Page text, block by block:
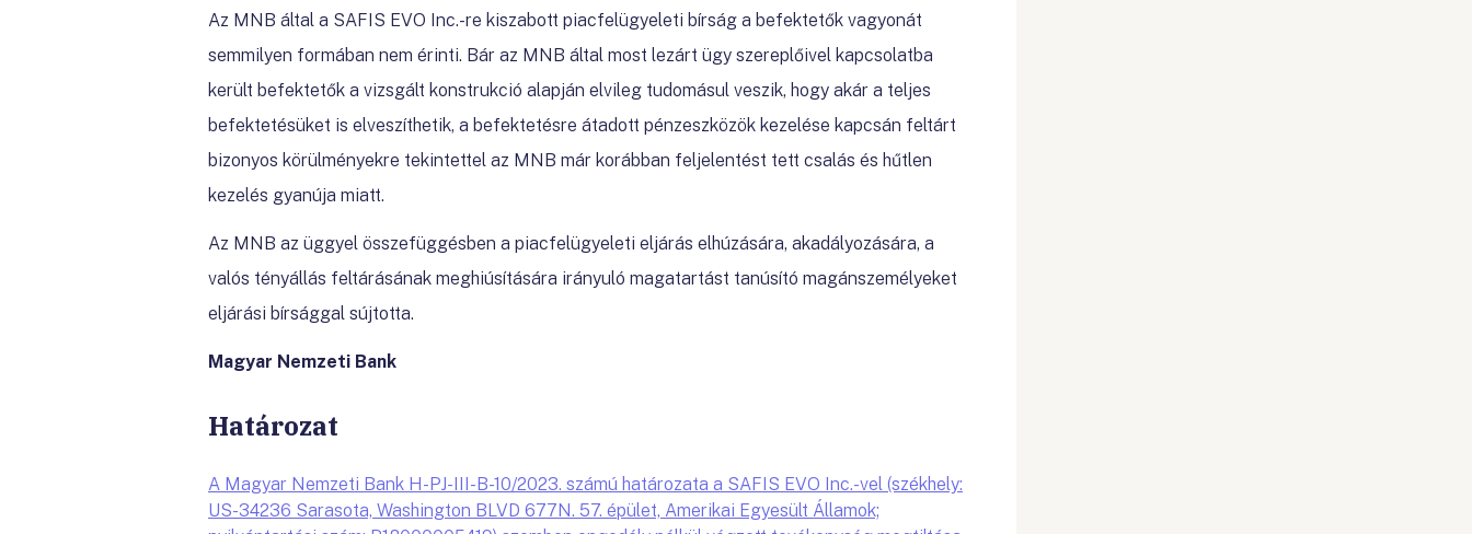
Az MNB által a SAFIS EVO Inc.-re kiszabott piacfelügyeleti bírság a befektetők vagyonát
semmilyen formában nem érinti. Bár az MNB által most lezárt ügy szereplőivel kapcsolatba
került befektetők a vizsgált konstrukció alapján elvileg tudomásul veszik, hogy akár a teljes
befektetésüket is elveszíthetik, a befektetésre átadott pénzeszközök kezelése kapcsán feltárt
bizonyos körülményekre tekintettel az MNB már korábban feljelentést tett csalás és hűtlen
kezelés gyanúja miatt.
Az MNB az üggyel összefüggésben a piacfelügyeleti eljárás elhúzására, akadályozására, a
valós tényállás feltárásának meghiúsítására irányuló magatartást tanúsító magánszemélyeket
eljárási bírsággal sújtotta.
Magyar Nemzeti Bank
Határozat
A Magyar Nemzeti Bank H-PJ-III-B-10/2023. számú határozata a SAFIS EVO Inc.-vel (székhely:
US-34236 Sarasota, Washington BLVD 677N. 57. épület, Amerikai Egyesült Államok;